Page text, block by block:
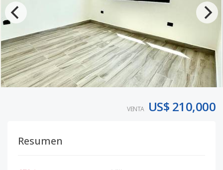
VENTA US$ 210,000
Resumen